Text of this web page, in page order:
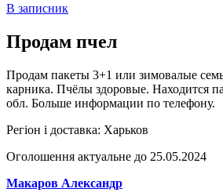
В записник
Продам пчел
Продам пакеты 3+1 или зимовалые
карника. Пчёлы здоровые. Находится
обл. Больше информации по телефону.
Регіон і доставка: Харьков
Оголошення актуальне до 25.05.2024
Макаров Александр